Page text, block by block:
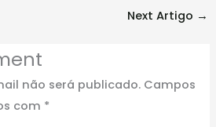
Next Artigo →
não será publicado. Campos
com *